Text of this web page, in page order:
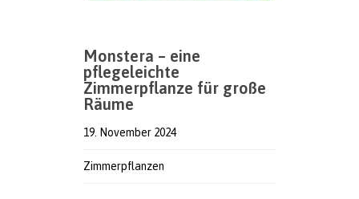
Monstera – eine
pflegeleichte
Zimmerpflanze für große
Räume
19. November 2024
Zimmerpflanzen